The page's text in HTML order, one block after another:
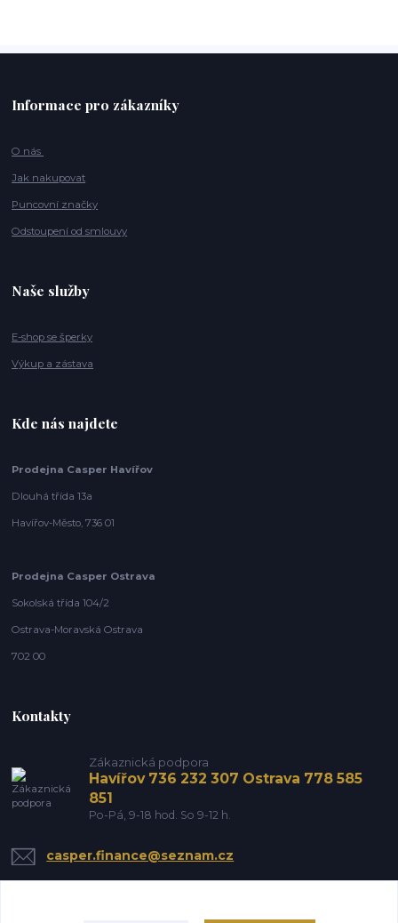
Informace pro zákazníky
O nás
Jak nakupovat
Puncovní značky
Odstoupení od smlouvy
Naše služby
E-shop se šperky
Výkup a zástava
Kde nás najdete
Prodejna Casper Havířov
Dlouhá třída 13a
Havířov-Město, 736 01
Prodejna Casper Ostrava
Sokolská třída 104/2
Ostrava-Moravská Ostrava
702 00
Kontakty
Zákaznická podpora
Havířov 736 232 307 Ostrava 778 585
851
Po-Pá, 9-18 hod. So 9-12 h.
casper.finance@seznam.cz